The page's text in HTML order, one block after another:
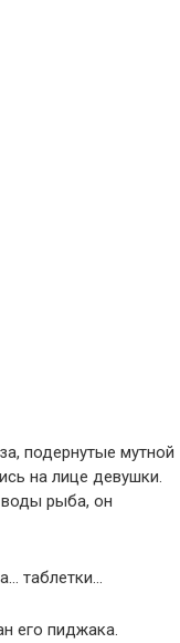
подернутые мутной
на лице девушки.
рыба, он
таблетки…
его пиджака.